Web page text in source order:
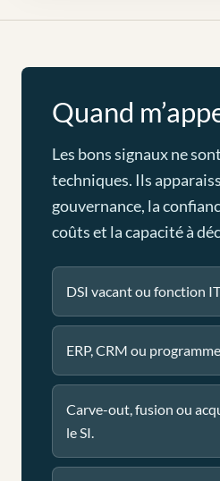
Quand
Les bons signaux ne
techniques. Ils
gouvernance, la
coûts et la capacité à
DSI vacant ou fonction
ERP, CRM ou
Carve-out, fusion ou
le SI.